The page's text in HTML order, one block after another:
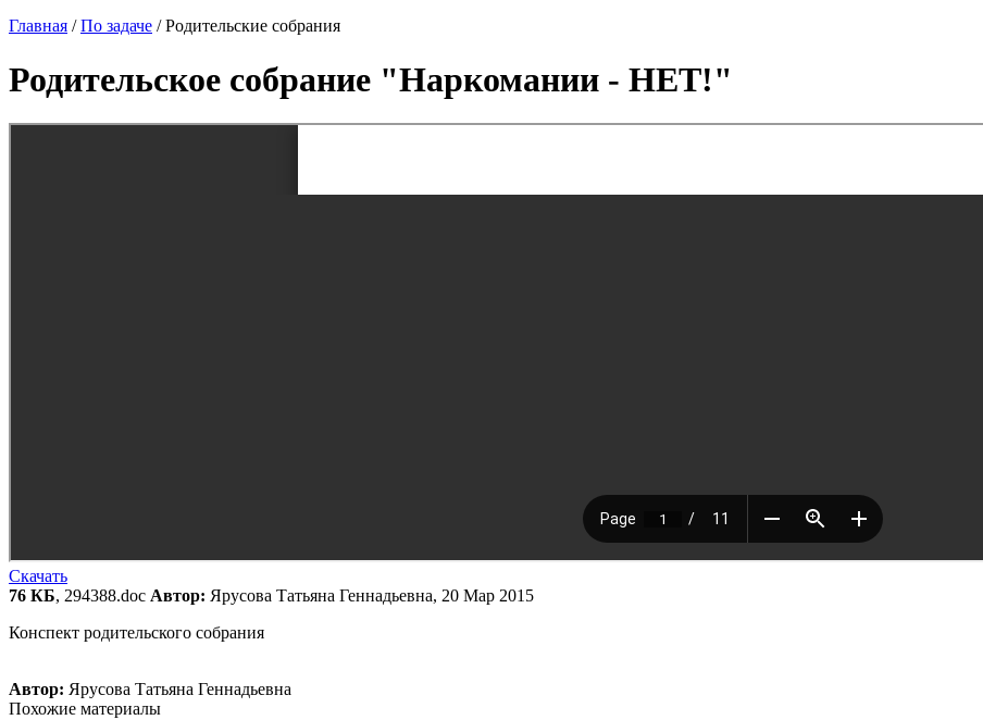
Главная /По задаче /Родительские собрания
Родительское собрание "Наркомании - НЕТ!"
Скачать
76 КБ, 294388.doc Автор: Ярусова Татьяна Геннадьевна, 20 Мар 2015
Конспект родительского собрания
Автор: Ярусова Татьяна Геннадьевна
Похожие материалы